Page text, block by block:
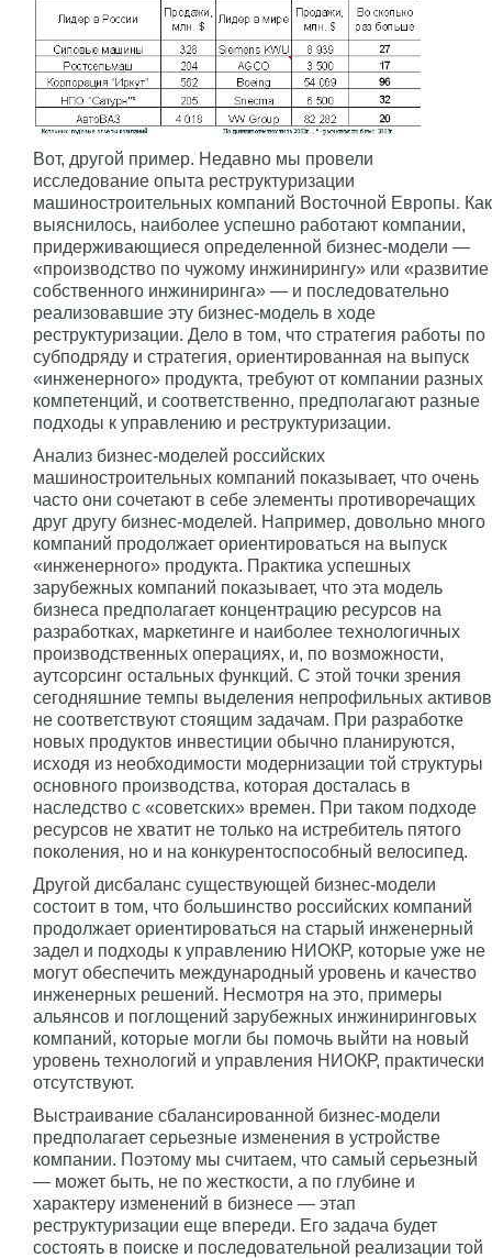
Вот, другой пример. Недавно мы провели
исследование опыта реструктуризации
машиностроительных компаний Восточной Европы. Как
выяснилось, наиболее успешно работают компании,
придерживающиеся определенной бизнес-модели —
«производство по чужому инжинирингу» или «развитие
собственного инжиниринга» — и последовательно
реализовавшие эту бизнес-модель в ходе
реструктуризации. Дело в том, что стратегия работы по
субподряду и стратегия, ориентированная на выпуск
«инженерного» продукта, требуют от компании разных
компетенций, и соответственно, предполагают разные
подходы к управлению и реструктуризации.
Анализ бизнес-моделей российских
машиностроительных компаний показывает, что очень
часто они сочетают в себе элементы противоречащих
друг другу бизнес-моделей. Например, довольно много
компаний продолжает ориентироваться на выпуск
«инженерного» продукта. Практика успешных
зарубежных компаний показывает, что эта модель
бизнеса предполагает концентрацию ресурсов на
разработках, маркетинге и наиболее технологичных
производственных операциях, и, по возможности,
аутсорсинг остальных функций. С этой точки зрения
сегодняшние темпы выделения непрофильных активов
не соответствуют стоящим задачам. При разработке
новых продуктов инвестиции обычно планируются,
исходя из необходимости модернизации той структуры
основного производства, которая досталась в
наследство с «советских» времен. При таком подходе
ресурсов не хватит не только на истребитель пятого
поколения, но и на конкурентоспособный велосипед.
Другой дисбаланс существующей бизнес-модели
состоит в том, что большинство российских компаний
продолжает ориентироваться на старый инженерный
задел и подходы к управлению НИОКР, которые уже не
могут обеспечить международный уровень и качество
инженерных решений. Несмотря на это, примеры
альянсов и поглощений зарубежных инжиниринговых
компаний, которые могли бы помочь выйти на новый
уровень технологий и управления НИОКР, практически
отсутствуют.
Выстраивание сбалансированной бизнес-модели
предполагает серьезные изменения в устройстве
компании. Поэтому мы считаем, что самый серьезный
— может быть, не по жесткости, а по глубине и
характеру изменений в бизнесе — этап
реструктуризации еще впереди. Его задача будет
состоять в поиске и последовательной реализации той